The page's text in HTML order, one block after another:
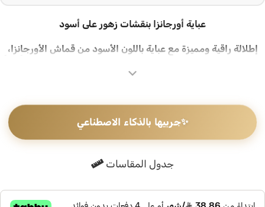
عباية أورجانزا بنقشات زهور على أسود
إطلالة راقية ومميزة مع عباية باللون الأسود من قماش الأورجانزا،
فريداً، مع ياقة مثلثة تضيف لها حضوراً قوياً ومختلفاً
تتميز هذه العباية بقماش أورجانزا ذو لمعة ناعمة، تتوزع عليه نقشات
زهور بألوان دافئة على خلفية باللون الأسود الداكن تشبه رسومات
تأتي العباية مع طرحة شيفون سادة باللون الأسود تتناسق مع العباية
✨جربيها بالذكاء الاصطناعي
جدول المقاسات